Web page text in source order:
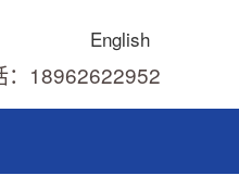
English
18962622952